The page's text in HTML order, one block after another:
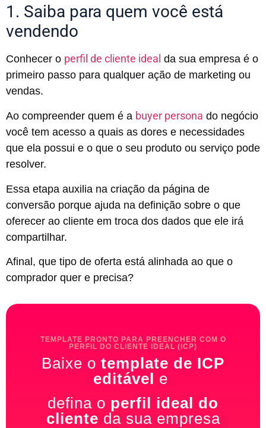
1. Saiba para quem você está
vendendo
Conhecer o perfil de cliente ideal da sua empresa é o
primeiro passo para qualquer ação de marketing ou
vendas.
Ao compreender quem é a buyer persona do negócio
você tem acesso a quais as dores e necessidades
que ela possui e o que o seu produto ou serviço pode
resolver.
Essa etapa auxilia na criação da página de
conversão porque ajuda na definição sobre o que
oferecer ao cliente em troca dos dados que ele irá
compartilhar.
Afinal, que tipo de oferta está alinhada ao que o
comprador quer e precisa?
TEMPLATE PRONTO PARA PREENCHER COM O
PERFIL DO CLIENTE IDEAL (ICP)
Baixe o template de ICP
editável e
defina o perfil ideal do
cliente da sua empresa